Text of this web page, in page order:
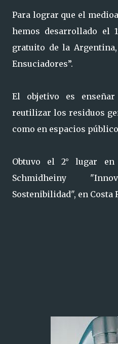
Para lograr que el
hemos desarrollado el
gratuito de la
Ensuciadores”.
El objetivo es
reutilizar los residuos
como en espacios
Obtuvo el 2° lugar
Schmidheiny
Sostenibilidad", en Costa